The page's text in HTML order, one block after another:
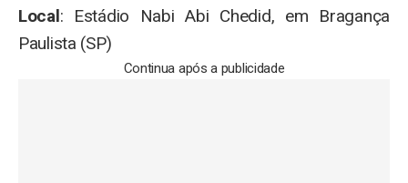
Local: Estádio Nabi Abi Chedid, em Bragança
Paulista (SP)
Continua após a publicidade